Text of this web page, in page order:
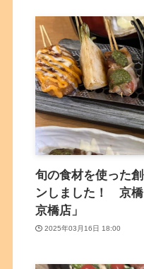
旬の食材を使った
ンしました！ 京
京橋店」
2025年03月16日 18:00